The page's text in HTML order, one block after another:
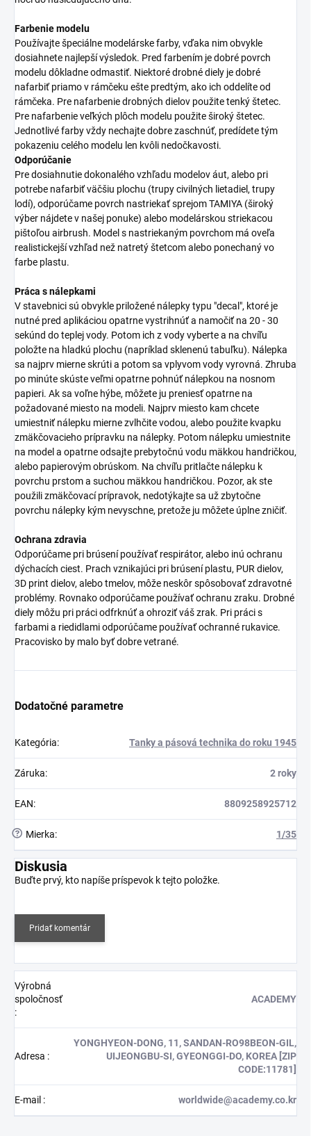
Farbenie modelu
Používajte špeciálne modelárske farby, vďaka nim obvykle
dosiahnete najlepší výsledok. Pred farbením je dobré povrch
modelu dôkladne odmastiť. Niektoré drobné diely je dobré
nafarbiť priamo v rámčeku ešte predtým, ako ich oddelíte od
rámčeka. Pre nafarbenie drobných dielov použite tenký štetec.
Pre nafarbenie veľkých plôch modelu použite široký štetec.
Jednotlivé farby vždy nechajte dobre zaschnúť, predídete tým
pokazeniu celého modelu len kvôli nedočkavosti.
Odporúčanie
Pre dosiahnutie dokonalého vzhľadu modelov áut, alebo pri
potrebe nafarbiť väčšiu plochu (trupy civilných lietadiel, trupy
lodí), odporúčame povrch nastriekať sprejom TAMIYA (široký
výber nájdete v našej ponuke) alebo modelárskou striekacou
pištoľou airbrush. Model s nastriekaným povrchom má oveľa
realistickejší vzhľad než natretý štetcom alebo ponechaný vo
farbe plastu.
Práca s nálepkami
V stavebnici sú obvykle priložené nálepky typu "decal", ktoré je
nutné pred aplikáciou opatrne vystrihnúť a namočiť na 20 - 30
sekúnd do teplej vody. Potom ich z vody vyberte a na chvíľu
položte na hladkú plochu (napríklad sklenenú tabuľku). Nálepka
sa najprv mierne skrúti a potom sa vplyvom vody vyrovná. Zhruba
po minúte skúste veľmi opatrne pohnúť nálepkou na nosnom
papieri. Ak sa voľne hýbe, môžete ju preniesť opatrne na
požadované miesto na modeli. Najprv miesto kam chcete
umiestniť nálepku mierne zvlhčite vodou, alebo použite kvapku
zmäkčovacieho prípravku na nálepky. Potom nálepku umiestnite
na model a opatrne odsajte prebytočnú vodu mäkkou handričkou,
alebo papierovým obrúskom. Na chvíľu pritlačte nálepku k
povrchu prstom a suchou mäkkou handričkou. Pozor, ak ste
použili zmäkčovací prípravok, nedotýkajte sa už zbytočne
povrchu nálepky kým nevyschne, pretože ju môžete úplne zničiť.
Ochrana zdravia
Odporúčame pri brúsení používať respirátor, alebo inú ochranu
dýchacích ciest. Prach vznikajúci pri brúsení plastu, PUR dielov,
3D print dielov, alebo tmelov, môže neskôr spôsobovať zdravotné
problémy. Rovnako odporúčame používať ochranu zraku. Drobné
diely môžu pri práci odfrknúť a ohroziť váš zrak. Pri práci s
farbami a riedidlami odporúčame používať ochranné rukavice.
Pracovisko by malo byť dobre vetrané.
Dodatočné parametre
Kategória: Tanky a pásová technika do roku 1945
Záruka: 2 roky
EAN: 8809258925712
? Mierka: 1/35
Diskusia
Buďte prvý, kto napíše príspevok k tejto položke.
Pridať komentár
Výrobná
spoločnosť
:
ACADEMY
Adresa :
YONGHYEON-DONG, 11, SANDAN-RO98BEON-GIL,
UIJEONGBU-SI, GYEONGGI-DO, KOREA [ZIP
CODE:11781]
E-mail : worldwide@academy.co.kr